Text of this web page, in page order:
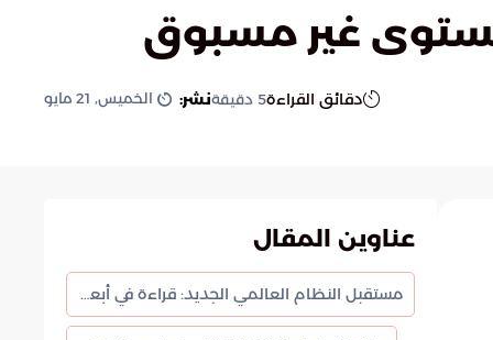
غير مسبوق
دقائق القراءة5 دقيقةنشر: الخميس, 21 مايو
عناوين المقال
مستقبل النظام العالمي الجديد: قراءة في أبعاد التحالف الروسي الصيني